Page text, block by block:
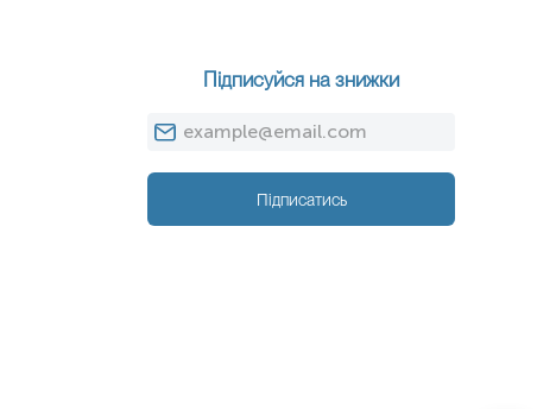
Підписуйся на знижки
Підписатись